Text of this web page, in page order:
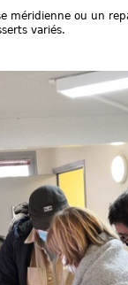
ou un
variés.